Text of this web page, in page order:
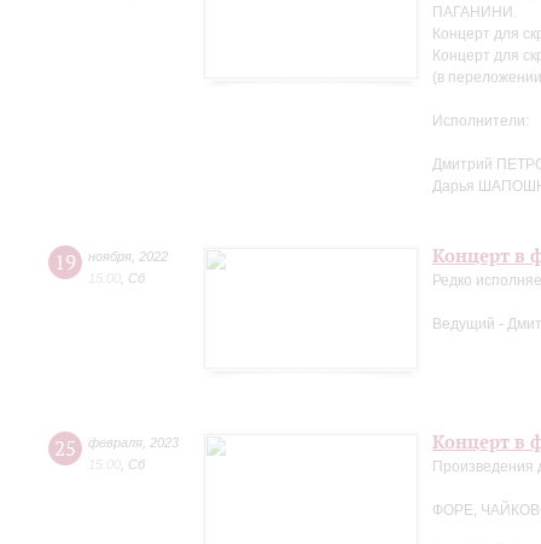
ПАГАНИНИ.
Концерт для
Концерт для
(в
Исполнители:
Дмитрий
Дарья
19 ноября 2022
15:00 Сб
Концерт в
Редко
Ведущий -
25 февраля 2023
15:00 Сб
Концерт в
Произведения
ФОРЕ,